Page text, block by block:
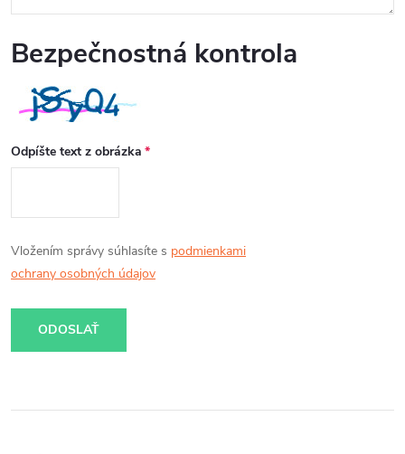
Bezpečnostná kontrola
Odpíšte text z obrázka
Vložením správy súhlasíte s podmienkami
ochrany osobných údajov
ODOSLAŤ